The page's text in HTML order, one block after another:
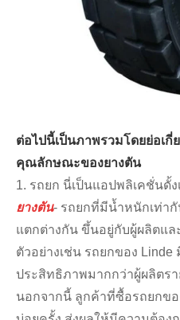
ต่อไปนี้เป็นภาพรวมโดยย่อเกี่
คุณลักษณะของยางตัน
1. รถยก นี่เป็นแอปพลิเคชั่นดั้
ยางตัน- รถยกที่มีน้ำหนักเท่า
แตกต่างกัน ขึ้นอยู่กับผู้ผลิตแ
ตัวอย่างเช่น รถยกของ
ประสิทธิภาพมากกว่าผู้ผลิตร
นอกจากนี้ ลูกค้าที่ซื้อรถยกขอ